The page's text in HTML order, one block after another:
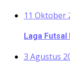
11 Oktober
Laga Futsal
3 Agustus